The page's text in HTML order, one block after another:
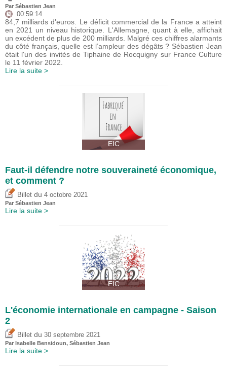
Par Sébastien Jean
00:59:14
84,7 milliards d'euros. Le déficit commercial de la France a atteint
en 2021 un niveau historique. L'Allemagne, quant à elle, affichait
un excédent de plus de 200 milliards. Malgré ces chiffres alarmants
du côté français, quelle est l’ampleur des dégâts ? Sébastien Jean
était l'un des invités de Tiphaine de Rocquigny sur France Culture
le 11 février 2022.
Lire la suite >
EIC
Faut-il défendre notre souveraineté économique,
et comment ?
Billet du 4 octobre 2021
Par Sébastien Jean
Lire la suite >
EIC
L'économie internationale en campagne - Saison
2
Billet du 30 septembre 2021
Par Isabelle Bensidoun, Sébastien Jean
Lire la suite >